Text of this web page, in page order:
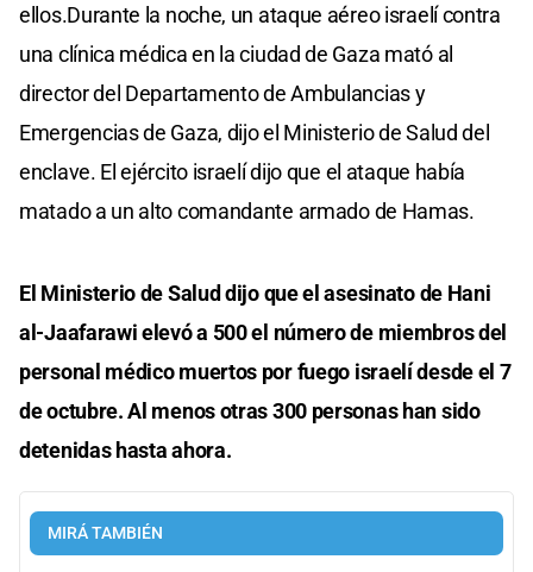
ellos.Durante la noche, un ataque aéreo israelí contra
una clínica médica en la ciudad de Gaza mató al
director del Departamento de Ambulancias y
Emergencias de Gaza, dijo el Ministerio de Salud del
enclave. El ejército israelí dijo que el ataque había
matado a un alto comandante armado de Hamas.
El Ministerio de Salud dijo que el asesinato de Hani
al-Jaafarawi elevó a 500 el número de miembros del
personal médico muertos por fuego israelí desde el 7
de octubre. Al menos otras 300 personas han sido
detenidas hasta ahora.
MIRÁ TAMBIÉN